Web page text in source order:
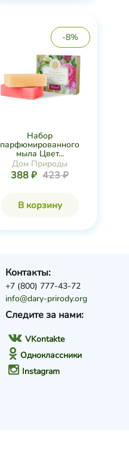
-8%
Набор
парфюмированного
мыла Цвет...
Дом Природы
388 ₽ 423 ₽
В корзину
Следите за нами:
VKontakte
Одноклассники
Instagram
Контакты:
+7 (800) 777-43-72
info@dary-prirody.org